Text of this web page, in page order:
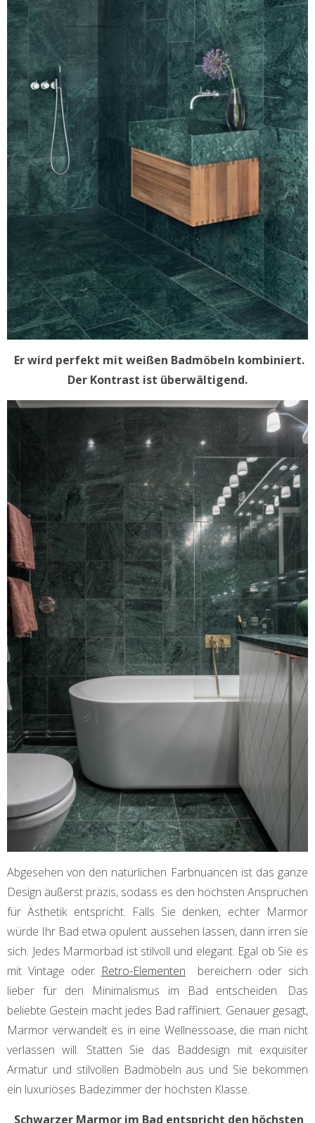
Er wird perfekt mit weißen Badmöbeln kombiniert.
Der Kontrast ist überwältigend.
Abgesehen von den natürlichen Farbnuancen ist das ganze
Design äußerst präzis, sodass es den höchsten Ansprüchen
für Ästhetik entspricht. Falls Sie denken, echter Marmor
würde Ihr Bad etwa opulent aussehen lassen, dann irren sie
sich. Jedes Marmorbad ist stilvoll und elegant. Egal ob Sie es
mit Vintage oder Retro-Elementen bereichern oder sich
lieber für den Minimalismus im Bad entscheiden. Das
beliebte Gestein macht jedes Bad raffiniert. Genauer gesagt,
Marmor verwandelt es in eine Wellnessoase, die man nicht
verlassen will. Statten Sie das Baddesign mit exquisiter
Armatur und stilvollen Badmöbeln aus und Sie bekommen
ein luxuriöses Badezimmer der höchsten Klasse.
Schwarzer Marmor im Bad entspricht den höchsten